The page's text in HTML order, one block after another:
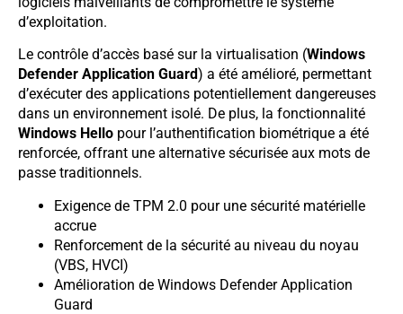
d’exploitation.
Le contrôle d’accès basé sur la virtualisation (Windows
Defender Application Guard) a été amélioré, permettant
d’exécuter des applications potentiellement dangereuses
dans un environnement isolé. De plus, la fonctionnalité
Windows Hello pour l’authentification biométrique a été
renforcée, offrant une alternative sécurisée aux mots de
passe traditionnels.
Exigence de TPM 2.0 pour une sécurité matérielle
accrue
Renforcement de la sécurité au niveau du noyau
(VBS, HVCI)
Amélioration de Windows Defender Application
Guard